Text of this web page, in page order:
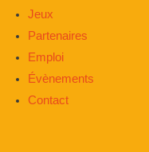
Jeux
Partenaires
Emploi
Évènements
Contact